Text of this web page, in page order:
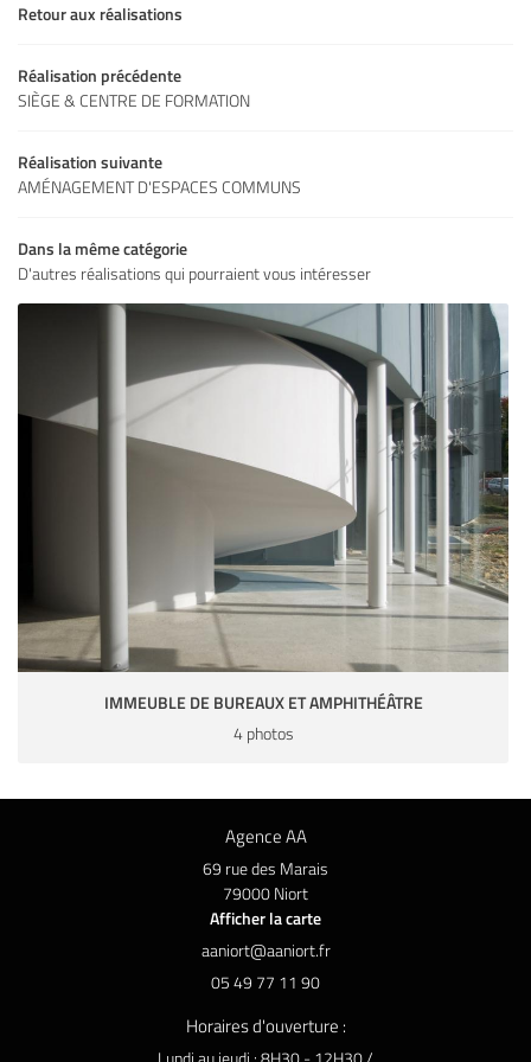
RÉALISATIONS
ACTUALITÉS
Retour aux réalisations
Réalisation précédente
SIÈGE & CENTRE DE FORMATION
Réalisation suivante
AMÉNAGEMENT D'ESPACES COMMUNS
Dans la même catégorie
D'autres réalisations qui pourraient vous intéresser
IMMEUBLE DE BUREAUX ET AMPHITHÉÂTRE
4 photos
Agence AA
69 rue des Marais
79000 Niort
Afficher la carte
05 49 77 11 90
Horaires d'ouverture :